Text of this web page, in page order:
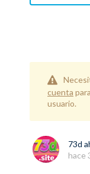
cuenta
usuario.
73d
hace